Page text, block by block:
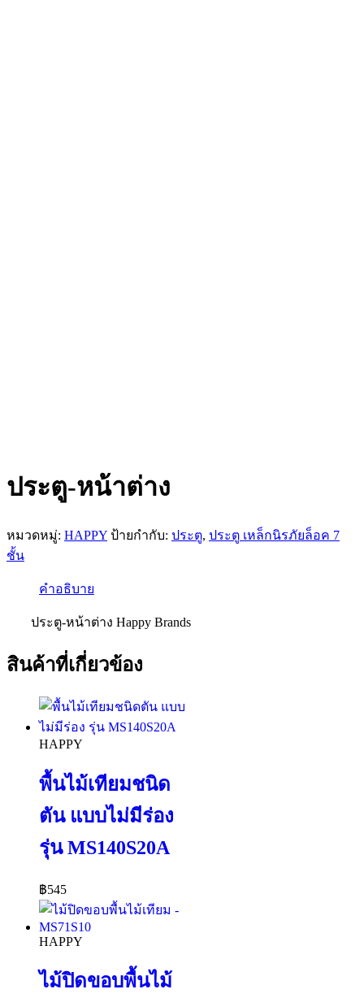
ประตู-หน้าต่าง
หมวดหมู่: HAPPY ป้ายกำกับ: ประตู, ประตู เหล็กนิรภัยล็อค 7
ชั้น
คำอธิบาย
ประตู-หน้าต่าง Happy Brands
สินค้าที่เกี่ยวข้อง
HAPPY
พื้นไม้เทียมชนิด
ตัน แบบไม่มีร่อง
รุ่น MS140S20A
฿545
HAPPY
ไม้ปิดขอบพื้นไม้